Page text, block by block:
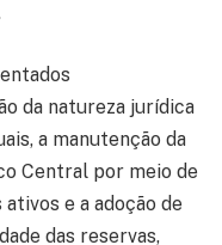
da natureza jurídica
a manutenção da
Central por meio de
e a adoção de
das reservas,